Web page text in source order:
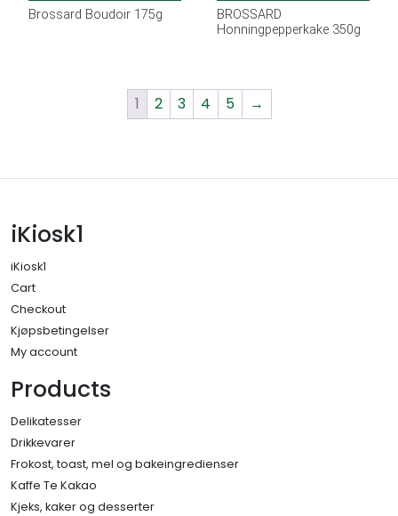
Brossard Boudoir 175g
BROSSARD
Honningpepperkake 350g
1 2 3 4 5 →
iKiosk1
iKiosk1
Cart
Checkout
Kjøpsbetingelser
My account
Products
Delikatesser
Drikkevarer
Frokost, toast, mel og bakeingredienser
Kaffe Te Kakao
Kjeks, kaker og desserter